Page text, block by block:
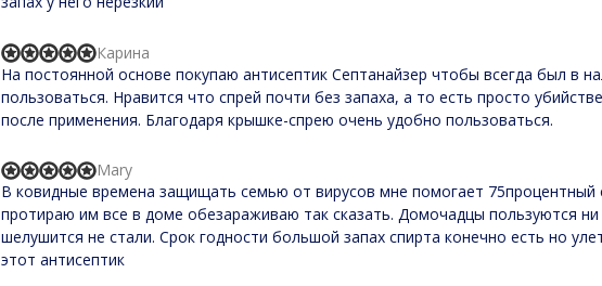
o
5
d
,
0
o
u
t
o
5
R
a
t
d
,
0
o
u
t
f
На постоянной основе покупаю антисептик Септанайзер чтобы всегда был в
пользоваться. Нравится что спрей почти без запаха, а то есть просто
после применения. Благодаря крышке-спрею очень удобно пользоваться.
Карина
R
a
t
e
d
5
В ковидные времена защищать семью от вирусов мне помогает 75процентный
протираю им все в доме обезараживаю так сказать. Домочадцы пользуются
шелушится не стали. Срок годности большой запах спирта конечно есть но
этот антисептик
Mary